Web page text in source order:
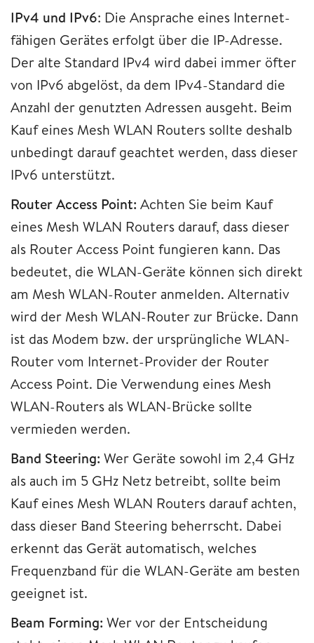
IPv4 und IPv6: Die Ansprache eines Internet-
fähigen Gerätes erfolgt über die IP-Adresse.
Der alte Standard IPv4 wird dabei immer öfter
von IPv6 abgelöst, da dem IPv4-Standard die
Anzahl der genutzten Adressen ausgeht. Beim
Kauf eines Mesh WLAN Routers sollte deshalb
unbedingt darauf geachtet werden, dass dieser
IPv6 unterstützt.
Router Access Point: Achten Sie beim Kauf
eines Mesh WLAN Routers darauf, dass dieser
als Router Access Point fungieren kann. Das
bedeutet, die WLAN-Geräte können sich direkt
am Mesh WLAN-Router anmelden. Alternativ
wird der Mesh WLAN-Router zur Brücke. Dann
ist das Modem bzw. der ursprüngliche WLAN-
Router vom Internet-Provider der Router
Access Point. Die Verwendung eines Mesh
WLAN-Routers als WLAN-Brücke sollte
vermieden werden.
Band Steering: Wer Geräte sowohl im 2,4 GHz
als auch im 5 GHz Netz betreibt, sollte beim
Kauf eines Mesh WLAN Routers darauf achten,
dass dieser Band Steering beherrscht. Dabei
erkennt das Gerät automatisch, welches
Frequenzband für die WLAN-Geräte am besten
geeignet ist.
Beam Forming: Wer vor der Entscheidung